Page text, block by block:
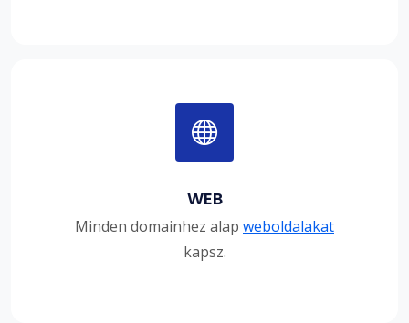
WEB
Minden domainhez alap weboldalakat
kapsz.